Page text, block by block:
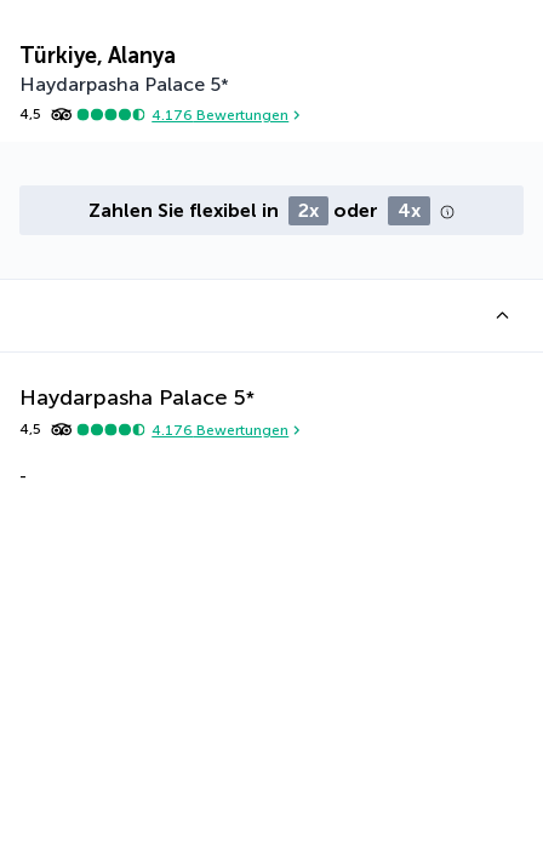
Türkiye, Alanya
Haydarpasha Palace 5*
4,5 4.176 Bewertungen
Zahlen Sie flexibel in 2x oder 4x
Haydarpasha Palace 5*
4,5 4.176 Bewertungen
-